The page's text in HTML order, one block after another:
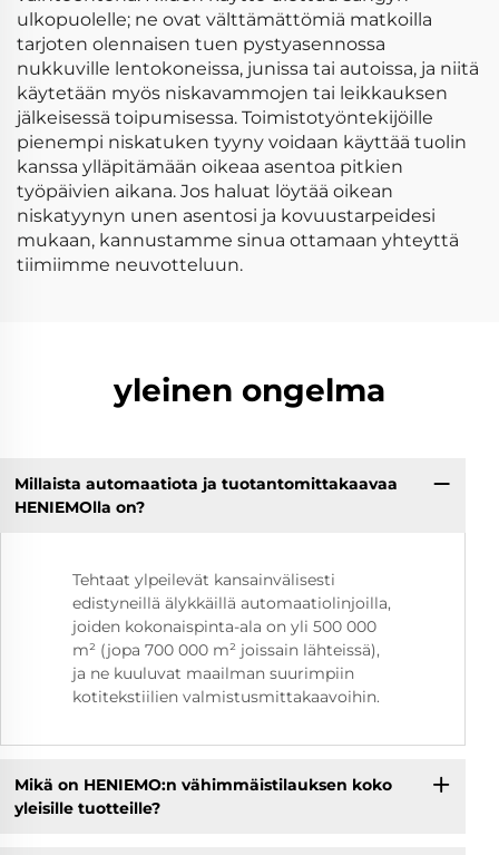
ulkopuolelle; ne ovat välttämättömiä matkoilla
tarjoten olennaisen tuen pystyasennossa
nukkuville lentokoneissa, junissa tai autoissa, ja niitä
käytetään myös niskavammojen tai leikkauksen
jälkeisessä toipumisessa. Toimistotyöntekijöille
pienempi niskatuken tyyny voidaan käyttää tuolin
kanssa ylläpitämään oikeaa asentoa pitkien
työpäivien aikana. Jos haluat löytää oikean
niskatyynyn unen asentosi ja kovuustarpeidesi
mukaan, kannustamme sinua ottamaan yhteyttä
tiimiimme neuvotteluun.
yleinen ongelma
Millaista automaatiota ja tuotantomittakaavaa
HENIEMOlla on?
Tehtaat ylpeilevät kansainvälisesti
edistyneillä älykkäillä automaatiolinjoilla,
joiden kokonaispinta-ala on yli 500 000
m² (jopa 700 000 m² joissain lähteissä),
ja ne kuuluvat maailman suurimpiin
kotitekstiilien valmistusmittakaavoihin.
Mikä on HENIEMO:n vähimmäistilauksen koko
yleisille tuotteille?